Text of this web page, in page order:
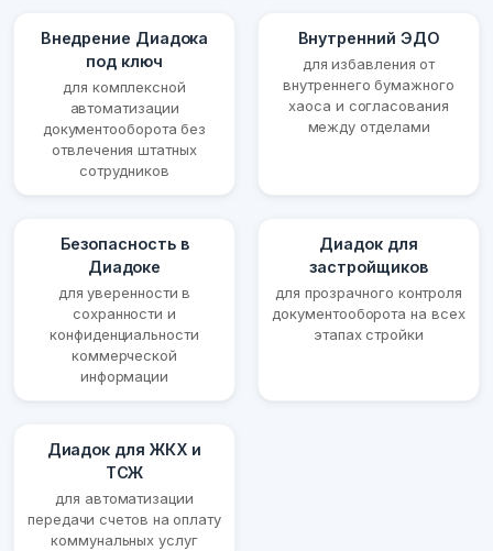
Внедрение Диадока
под ключ
для комплексной
автоматизации
документооборота без
отвлечения штатных
сотрудников
Внутренний ЭДО
для избавления от
внутреннего бумажного
хаоса и согласования
между отделами
Безопасность в
Диадоке
для уверенности в
сохранности и
конфиденциальности
коммерческой
информации
Диадок для
застройщиков
для прозрачного контроля
документооборота на всех
этапах стройки
Диадок для ЖКХ и
ТСЖ
для автоматизации
передачи счетов на оплату
коммунальных услуг